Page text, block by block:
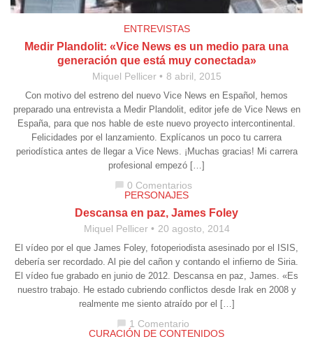
ENTREVISTAS
Medir Plandolit: «Vice News es un medio para una
generación que está muy conectada»
Miquel Pellicer 8 abril, 2015
Con motivo del estreno del nuevo Vice News en Español, hemos
preparado una entrevista a Medir Plandolit, editor jefe de Vice News en
España, para que nos hable de este nuevo proyecto intercontinental.
Felicidades por el lanzamiento. Explícanos un poco tu carrera
periodística antes de llegar a Vice News. ¡Muchas gracias! Mi carrera
profesional empezó […]
0 Comentarios
PERSONAJES
Descansa en paz, James Foley
Miquel Pellicer 20 agosto, 2014
El vídeo por el que James Foley, fotoperiodista asesinado por el ISIS,
debería ser recordado. Al pie del cañon y contando el infierno de Siria.
El vídeo fue grabado en junio de 2012. Descansa en paz, James. «Es
nuestro trabajo. He estado cubriendo conflictos desde Irak en 2008 y
realmente me siento atraído por el […]
1 Comentario
CURACIÓN DE CONTENIDOS